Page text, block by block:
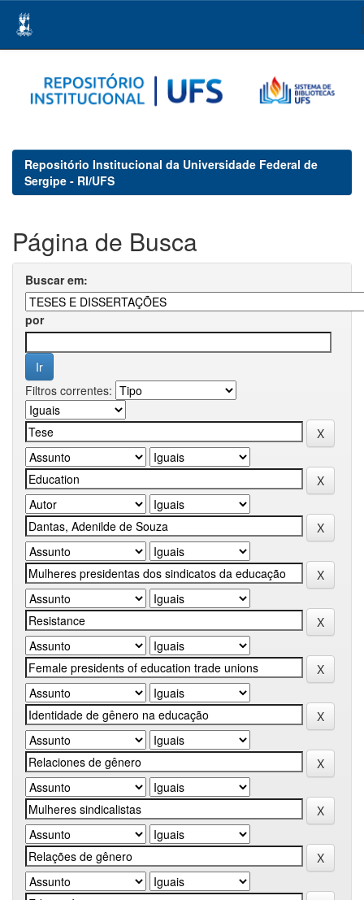
navigation
Repositório Institucional da Universidade Federal de
Sergipe - RI/UFS
Página de Busca
Buscar em:
por
Filtros correntes: